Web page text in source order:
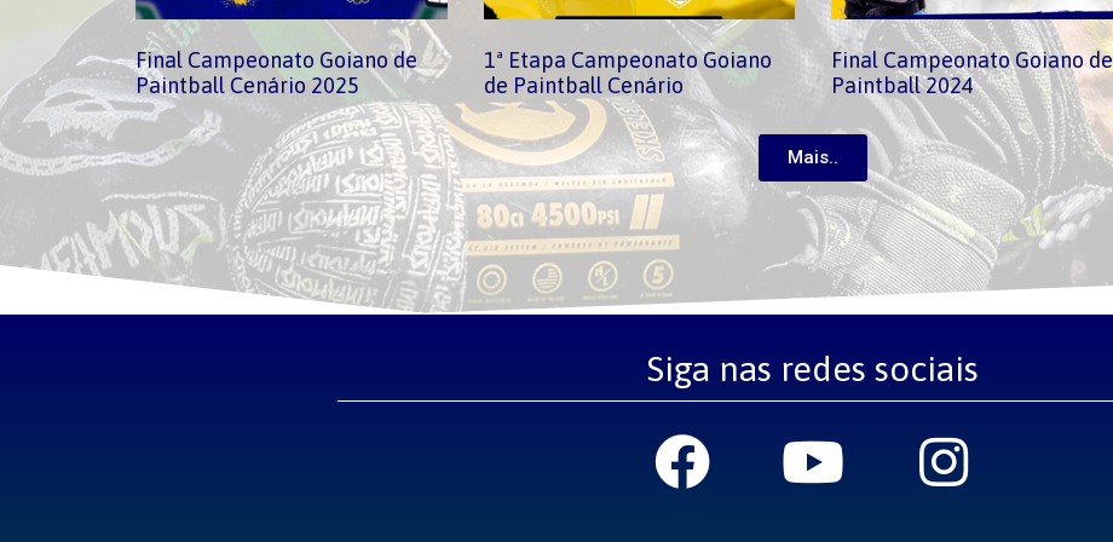
Final Campeonato Goiano de
Paintball Cenário 2025
1ª Etapa Campeonato Goiano
de Paintball Cenário
Final Campeonato Goiano de
Paintball 2024
Mais..
Siga nas redes sociais